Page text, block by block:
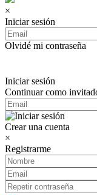
×
Iniciar sesión
Olvidé mi contraseña
Iniciar sesión
Continuar como
Crear una cuenta
×
Registrarme